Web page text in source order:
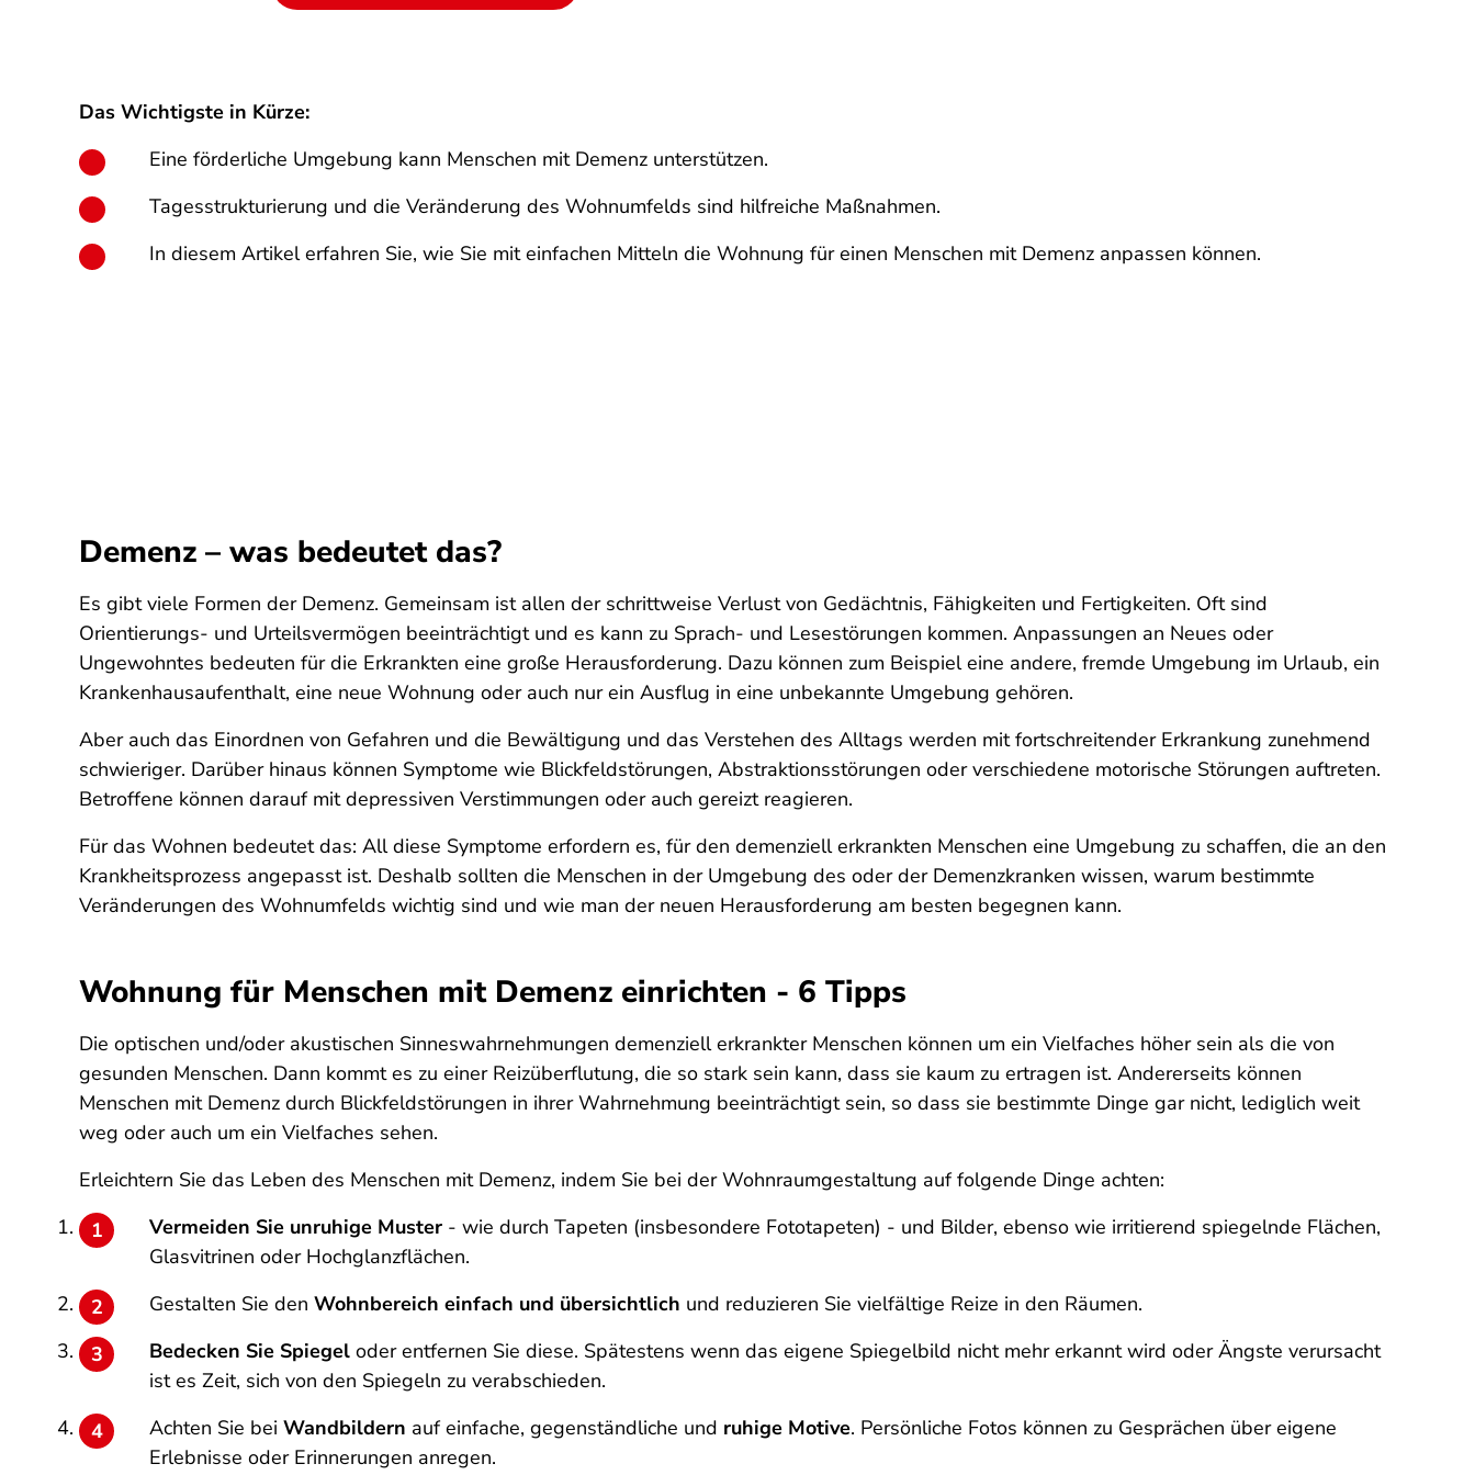
Das Wichtigste in Kürze:
Eine förderliche Umgebung kann Menschen mit Demenz unterstützen.
Tagesstrukturierung und die Veränderung des Wohnumfelds sind hilfreiche Maßnahmen.
In diesem Artikel erfahren Sie, wie Sie mit einfachen Mitteln die Wohnung für einen Menschen mit Demenz anpassen können.
Demenz – was bedeutet das?
Es gibt viele Formen der Demenz. Gemeinsam ist allen der schrittweise Verlust von Gedächtnis, Fähigkeiten und Fertigkeiten. Oft sind
Orientierungs- und Urteilsvermögen beeinträchtigt und es kann zu Sprach- und Lesestörungen kommen. Anpassungen an Neues oder
Ungewohntes bedeuten für die Erkrankten eine große Herausforderung. Dazu können zum Beispiel eine andere, fremde Umgebung im Urlaub, ein
Krankenhausaufenthalt, eine neue Wohnung oder auch nur ein Ausflug in eine unbekannte Umgebung gehören.
Aber auch das Einordnen von Gefahren und die Bewältigung und das Verstehen des Alltags werden mit fortschreitender Erkrankung zunehmend
schwieriger. Darüber hinaus können Symptome wie Blickfeldstörungen, Abstraktionsstörungen oder verschiedene motorische Störungen auftreten.
Betroffene können darauf mit depressiven Verstimmungen oder auch gereizt reagieren.
Für das Wohnen bedeutet das: All diese Symptome erfordern es, für den demenziell erkrankten Menschen eine Umgebung zu schaffen, die an den
Krankheitsprozess angepasst ist. Deshalb sollten die Menschen in der Umgebung des oder der Demenzkranken wissen, warum bestimmte
Veränderungen des Wohnumfelds wichtig sind und wie man der neuen Herausforderung am besten begegnen kann.
Wohnung für Menschen mit Demenz einrichten - 6 Tipps
Die optischen und/oder akustischen Sinneswahrnehmungen demenziell erkrankter Menschen können um ein Vielfaches höher sein als die von
gesunden Menschen. Dann kommt es zu einer Reizüberflutung, die so stark sein kann, dass sie kaum zu ertragen ist. Andererseits können
Menschen mit Demenz durch Blickfeldstörungen in ihrer Wahrnehmung beeinträchtigt sein, so dass sie bestimmte Dinge gar nicht, lediglich weit
weg oder auch um ein Vielfaches sehen.
Erleichtern Sie das Leben des Menschen mit Demenz, indem Sie bei der Wohnraumgestaltung auf folgende Dinge achten:
Vermeiden Sie unruhige Muster - wie durch Tapeten (insbesondere Fototapeten) - und Bilder, ebenso wie irritierend spiegelnde Flächen,
Glasvitrinen oder Hochglanzflächen.
Gestalten Sie den Wohnbereich einfach und übersichtlich und reduzieren Sie vielfältige Reize in den Räumen.
Bedecken Sie Spiegel oder entfernen Sie diese. Spätestens wenn das eigene Spiegelbild nicht mehr erkannt wird oder Ängste verursacht
ist es Zeit, sich von den Spiegeln zu verabschieden.
Achten Sie bei Wandbildern auf einfache, gegenständliche und ruhige Motive. Persönliche Fotos können zu Gesprächen über eigene
Erlebnisse oder Erinnerungen anregen.